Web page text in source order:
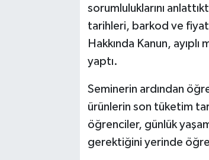
sorumluluklarını
tarihleri, barkod ve fiyat
Hakkında Kanun,
yaptı.
Seminerin ardından
ürünlerin son tüketim
öğrenciler, günlük
gerektiğini yerinde